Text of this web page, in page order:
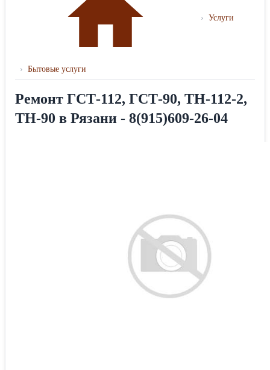
› Услуги
› Бытовые услуги
Ремонт ГСТ-112, ГСТ-90, ТН-112-2,
ТН-90 в Рязани - 8(915)609-26-04